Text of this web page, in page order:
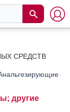
СРЕДСТВ
другие